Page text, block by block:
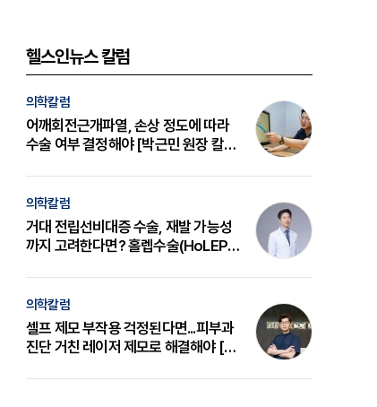
헬스인뉴스 칼럼
의학칼럼
어깨회전근개파열, 손상 정도에 따라
수술 여부 결정해야 [박근민 원장 칼
의학칼럼
거대 전립선비대증 수술, 재발 가능성
까지 고려한다면? 홀렙수술(HoLEP)
의학칼럼
셀프 제모 부작용 걱정된다면...피부과
진단 거친 레이저 제모로 해결해야 [변